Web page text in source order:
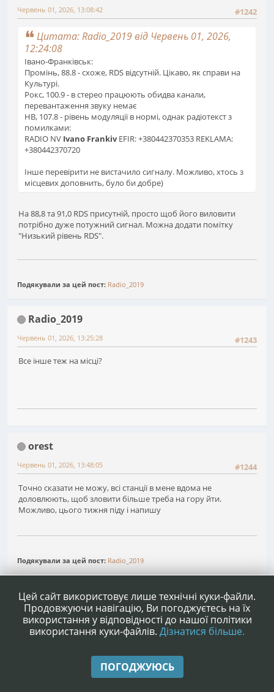
#1242
Червень 01, 2026, 13:08:42
Цитата: Radio_2019 від Червень 01, 2026,
12:24:08
Івано-Франківськ:
Промінь, 88.8 - схоже, RDS відсутній. Цікаво, як справи на
Культурі.
Рокс, 100.9 - в стерео працюють обидва канали,
перевантаження звуку немає
НВ, 107.8 - рівень модуляції в нормі, однак радіотекст з
помилками:
RADIO NV Ivano FrankivEFIR: +380442370353 REKLAMA:
+380442370720
Інше перевірити не вистачило сигналу. Можливо, хтось з
місцевих доповнить, було би добре)
На 88,8 та 91,0 RDS присутній, просто щоб його виловити
потрібно дуже потужний сигнал. Можна додати помітку
"Низький рівень RDS".
Подякували за цей пост: Radio_2019
Radio_2019
#1243
Червень 01, 2026, 13:25:28
Все інше теж на місці?
orest
#1244
Червень 01, 2026, 13:48:05
Точно сказати не можу, всі станції в мене вдома не
доловлюють, щоб зловити більше треба на гору йти.
Можливо, цього тижня піду і напишу
Подякували за цей пост: Radio_2019
Допомога|Умови та правила|Нагору ▲
SMF 2.1.4 © 2023,Simple Machines
Цей сайт використовує лише технічні куки-файли.
Продовжуючи навігацію, Ви погоджуєтесь на їх
використання у відповідності до нашої політики
використання куки-файлів. Дізнатися більше.
ПОГОДЖУЮСЬ